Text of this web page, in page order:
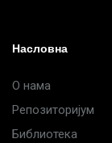
Насловна
О нама
Репозиторијум
Библиотека